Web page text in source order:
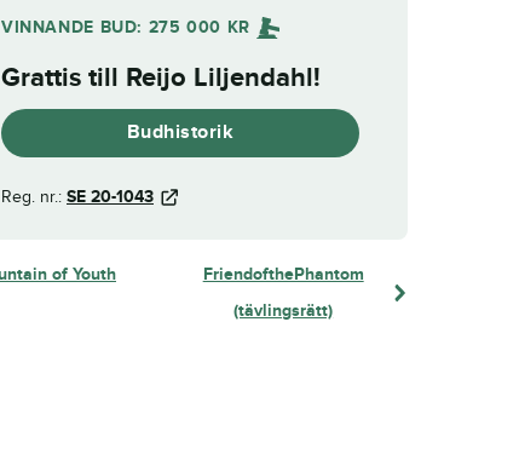
VINNANDE BUD: 275 000 KR
Grattis till Reijo Liljendahl!
Budhistorik
Reg. nr.: SE 20-1043
of Youth
FriendofthePhantom
(tävlingsrätt)